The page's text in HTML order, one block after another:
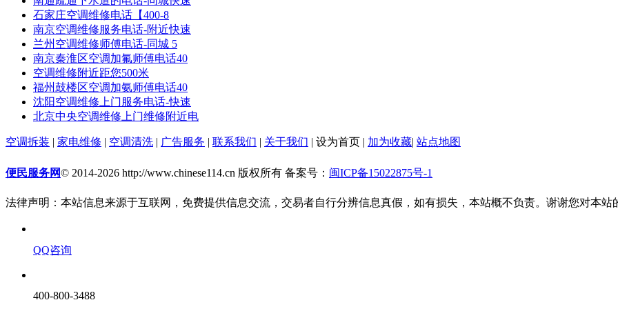
石家庄空调维修电话【400-8
南京空调维修服务电话-附近快速
兰州空调维修师傅电话-同城 5
南京秦淮区空调加氟师傅电话40
空调维修附近距您500米
福州鼓楼区空调加氨师傅电话40
沈阳空调维修上门服务电话-快速
北京中央空调维修上门维修附近电
空调拆装 | 家电维修 | 空调清洗 | 广告服务 | 联系我们 | 关于我们 | 设为首页 | 加为收藏| 站点地图
便民服务网© 2014-2026 http://www.chinese114.cn 版权所有 备案号： 闽ICP备15022875号-1
法律声明：本站信息来源于互联网，免费提供信息交流，交易者自行分辨信息真假，如有损失，本站概不负责。谢谢您对本站
QQ咨询
400-800-3488